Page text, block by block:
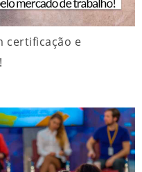
certificação e